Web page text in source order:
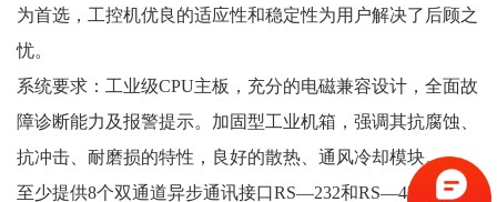
为首选，工控机优良的适应性和稳定性为用户解决了后顾之
忧。
系统要求：工业级CPU主板，充分的电磁兼容设计，全面故
障诊断能力及报警提示。加固型工业机箱，强调其抗腐蚀、
抗冲击、耐磨损的特性，良好的散热、通风冷却模块。
至少提供8个双通道异步通讯接口RS—232和RS—422／RS